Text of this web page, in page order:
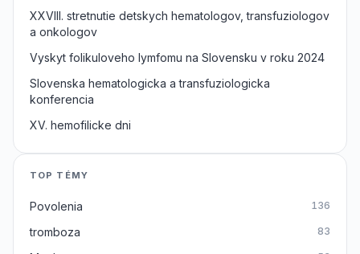
XXVIII. stretnutie detskych hematologov, transfuziologov
a onkologov
Vyskyt folikuloveho lymfomu na Slovensku v roku 2024
Slovenska hematologicka a transfuziologicka
konferencia
XV. hemofilicke dni
TOP TÉMY
Povolenia 136
tromboza 83